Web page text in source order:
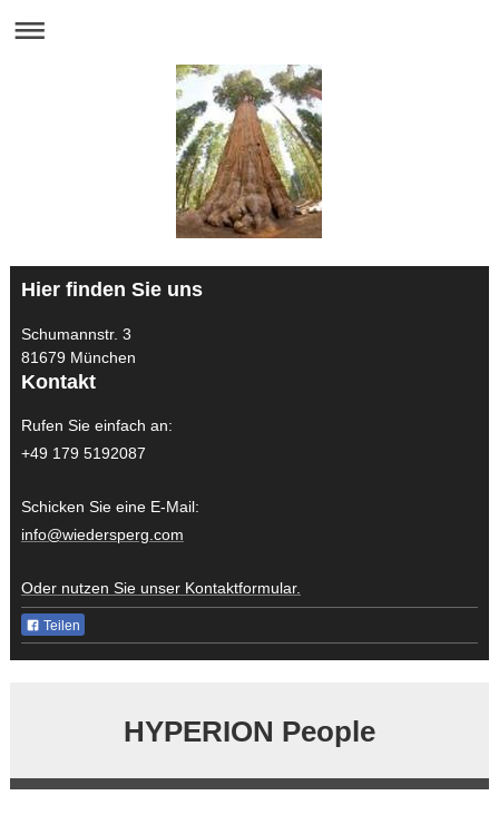
Hier finden Sie uns
Schumannstr. 3
81679 München
Kontakt
Rufen Sie einfach an:
+49 179 5192087
Schicken Sie eine E-Mail:
info@wiedersperg.com
Oder nutzen Sie unser Kontaktformular.
Teilen
HYPERION People